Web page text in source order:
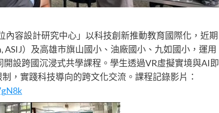
內容設計研究中心」以科技創新推動教育國際化，近期
ASIJ）及高雄市旗山國小、油廠國小、九如國小，運用
設跨國沉浸式共學課程。學生透過VR虛擬實境與AI即
，實踐科技導向的跨文化交流。課程記錄影片：